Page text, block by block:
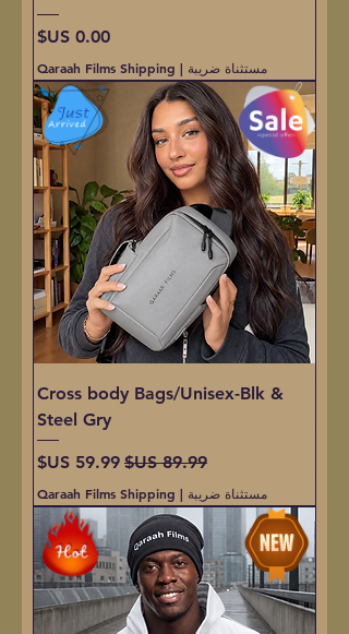
السعر
مستثناة ضريبة |
Qaraah Films Shipping
Cross body Bags/Unisex-Blk &
Steel Gry
سعر عادي سعر البيع
مستثناة ضريبة |
Qaraah Films Shipping